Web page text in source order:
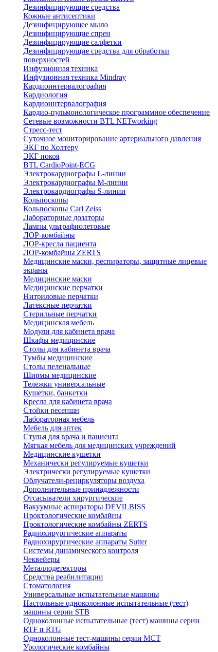
Дезинфицирующие средства
Кожные антисептики
Дезинфицирующее мыло
Дезинфицирующие спреи
Дезинфицирующие салфетки
Дезинфицирующие средства для обработки
поверхностей
Инфузионная техника
Инфузионная техника Mindray
Кардиоинтервалография
Кардиология
Кардиоинтервалография
Кардио-пульмонологическое программное обеспечение
Сетевые возможности BTL NETworking
Стресс-тест
Суточное мониторирование артериального давления
ЭКГ по Холтеру
ЭКГ покоя
BTL CardioPoint-ECG
Электрокардиографы L-линии
Электрокардиографы M-линии
Электрокардиографы S-линии
Кольпоскопы
Кольпоскопы Carl Zeiss
Лабораторные дозаторы
Лампы ультрафиолетовые
ЛОР-комбайны
ЛОР-кресла пациента
ЛОР-комбайны ZERTS
Медицинские маски, респираторы, защитные лицевые
экраны
Медицинские маски
Медицинские перчатки
Нитриловые перчатки
Латексные перчатки
Стерильные перчатки
Медицинская мебель
Модули для кабинета врача
Шкафы медицинские
Столы для кабинета врача
Тумбы медицинские
Столы пеленальные
Ширмы медицинские
Тележки универсальные
Кушетки, банкетки
Кресла для кабинета врача
Стойки ресепшн
Лабораторная мебель
Мебель для аптек
Стулья для врача и пациента
Мягкая мебель для медицинских учреждений
Медицинские кушетки
Механически регулируемые кушетки
Электрически регулируемые кушетки
Облучатели-рециркуляторы воздуха
Дополнительные принадлежности
Отсасыватели хирургические
Вакуумные аспираторы DEVILBISS
Проктологические комбайны
Проктологические комбайны ZERTS
Радиохирургические аппараты
Радиохирургические аппараты Sutter
Системы динамического контроля
Чеквейеры
Металлодетекторы
Средства реабилитации
Стоматология
Универсальные испытательные машины
Настольные одноколонные испытательные (тест)
машины серии STB
Одноколонные испытательные (тест) машины серии
RTF и RTG
Одноколонные тест-машины серии MCT
Урологические комбайны